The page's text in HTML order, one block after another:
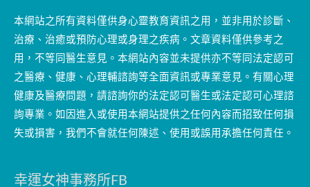
本網站之所有資料僅供身心靈教育資訊之用，並非用於診斷、
治療、治癒或預防心理或身理之疾病。文章資料僅供參考之
用，不等同醫生意見。本網站內容並未提供亦不等同法定認可
之醫療、健康、心理輔諮詢等全面資訊或專業意見。有關心理
健康及醫療問題，請諮詢你的法定認可醫生或法定認可心理諮
詢專業。如因進入或使用本網站提供之任何內容而招致任何損
失或損害，我們不會就任何陳述、使用或誤用承擔任何責任。
幸運女神事務所FB